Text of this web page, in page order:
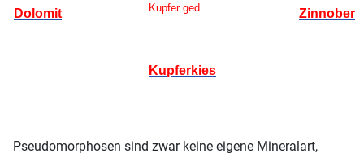
Dolomit Kupfer ged. Zinnober
Kupferkies
Pseudomorphosen sind zwar keine eigene Mineralart,